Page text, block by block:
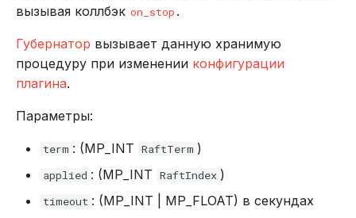
вызывая коллбэк on_stop .
Губернатор вызывает данную хранимую
процедуру при изменении конфигурации
плагина.
Параметры:
term : (MP_INT RaftTerm )
applied : (MP_INT RaftIndex )
timeout : (MP_INT | MP_FLOAT) в секундах